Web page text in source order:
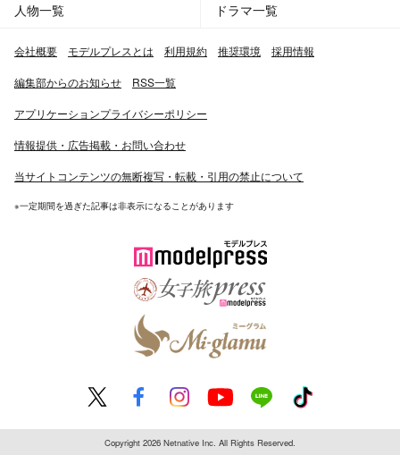
人物一覧 ドラマ一覧
会社概要 モデルプレスとは 利用規約 推奨環境 採用情報
編集部からのお知らせ RSS一覧
アプリケーションプライバシーポリシー
情報提供・広告掲載・お問い合わせ
当サイトコンテンツの無断複写・転載・引用の禁止について
※一定期間を過ぎた記事は非表示になることがあります
Copyright 2026 Netnative Inc. All Rights Reserved.